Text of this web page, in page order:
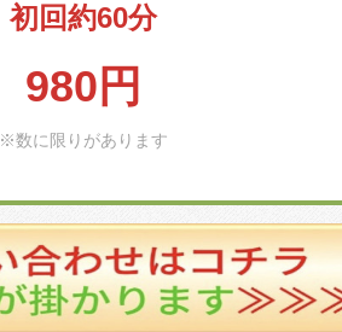
初回約60分
980円
※数に限りがあります